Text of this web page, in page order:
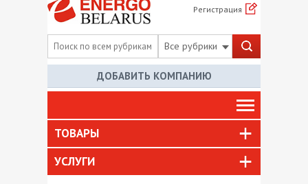
Регистрация
Все рубрики
ДОБАВИТЬ КОМПАНИЮ
ТОВАРЫ
УСЛУГИ